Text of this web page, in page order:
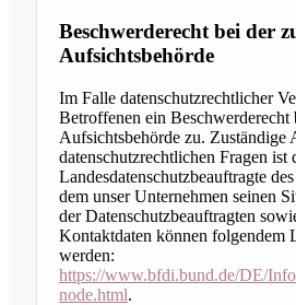
Beschwerderecht bei der
Aufsichtsbehörde
Im Falle datenschutzrechtlicher
Betroffenen ein Beschwerderecht
Aufsichtsbehörde zu. Zuständige
datenschutzrechtlichen Fragen ist
Landesdatenschutzbeauftragte
dem unser Unternehmen seinen
der Datenschutzbeauftragten
Kontaktdaten können folgendem
werden:
https://www.bfdi.bund.de/DE/
node.html.